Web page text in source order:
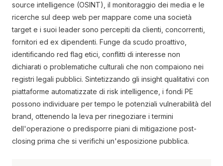
source intelligence (OSINT), il monitoraggio dei media e le
ricerche sul deep web per mappare come una società
target e i suoi leader sono percepiti da clienti, concorrenti,
fornitori ed ex dipendenti. Funge da scudo proattivo,
identificando red flag etici, conflitti di interesse non
dichiarati o problematiche culturali che non compaiono nei
registri legali pubblici. Sintetizzando gli insight qualitativi con
piattaforme automatizzate di risk intelligence, i fondi PE
possono individuare per tempo le potenziali vulnerabilità del
brand, ottenendo la leva per rinegoziare i termini
dell'operazione o predisporre piani di mitigazione post-
closing prima che si verifichi un'esposizione pubblica.